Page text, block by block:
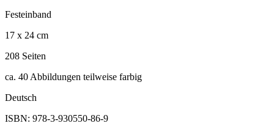
Festeinband
17 x 24 cm
208 Seiten
ca. 40 Abbildungen teilweise farbig
Deutsch
ISBN: 978-3-930550-86-9